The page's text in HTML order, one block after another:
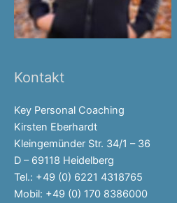
Kontakt
Key Personal Coaching
Kirsten Eberhardt
Kleingemünder Str. 34/1 – 36
D – 69118 Heidelberg
Tel.: +49 (0) 6221 4318765
Mobil: +49 (0) 170 8386000